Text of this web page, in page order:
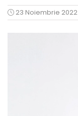
23 Noiembrie 2022